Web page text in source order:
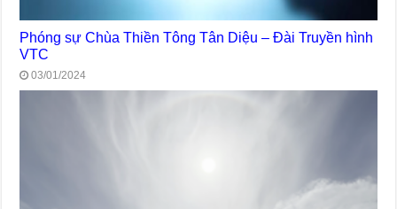
Phóng sự Chùa Thiền Tông Tân Diệu – Đài Truyền hình
VTC
03/01/2024